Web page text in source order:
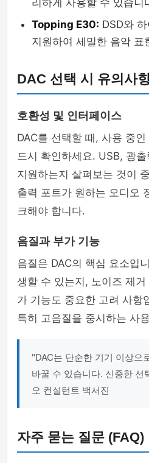
리하게 사용할 수 있습니
Topping E30: DSD와
지원하여 세밀한 음악 표
DAC 선택 시 유의사
호환성 및 인터페이스
DAC를 선택할 때, 사용 중
드시 확인하세요. USB, 광
지원하는지 살펴보는 것이
출력 포트가 원하는 오디오
크해야 합니다.
음질과 부가 기능
음질은 DAC의 핵심 요소입
생할 수 있는지, 노이즈 제
가 기능도 중요한 고려 사항
특히 고음질을 중시하는 사
"DAC는 단순한 기기 이상으
바꿀 수 있습니다. 신중한 선
오 컨설턴트 백서진
자주 묻는 질문 (FAQ)